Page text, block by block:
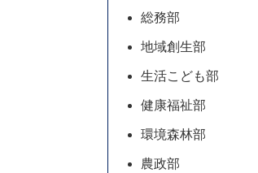
総務部
地域創生部
生活こども部
健康福祉部
環境森林部
農政部